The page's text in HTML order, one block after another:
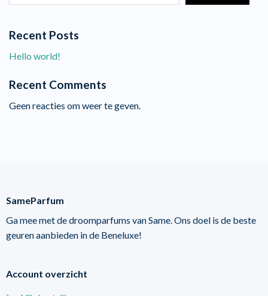
Recent Posts
Hello world!
Recent Comments
Geen reacties om weer te geven.
SameParfum
Ga mee met de droomparfums van Same. Ons doel is de beste
geuren aanbieden in de Beneluxe!
Account overzicht